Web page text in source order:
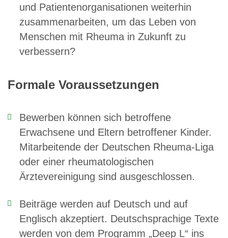
und Patientenorganisationen weiterhin
zusammenarbeiten, um das Leben von
Menschen mit Rheuma in Zukunft zu
verbessern?
Formale Voraussetzungen
Bewerben können sich betroffene
Erwachsene und Eltern betroffener Kinder.
Mitarbeitende der Deutschen Rheuma-Liga
oder einer rheumatologischen
Ärztevereinigung sind ausgeschlossen.
Beiträge werden auf Deutsch und auf
Englisch akzeptiert. Deutschsprachige Texte
werden von dem Programm „Deep L“ ins